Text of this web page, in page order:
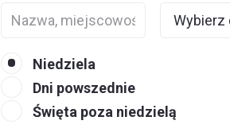
Niedziela
Dni powszednie
Święta poza niedzielą